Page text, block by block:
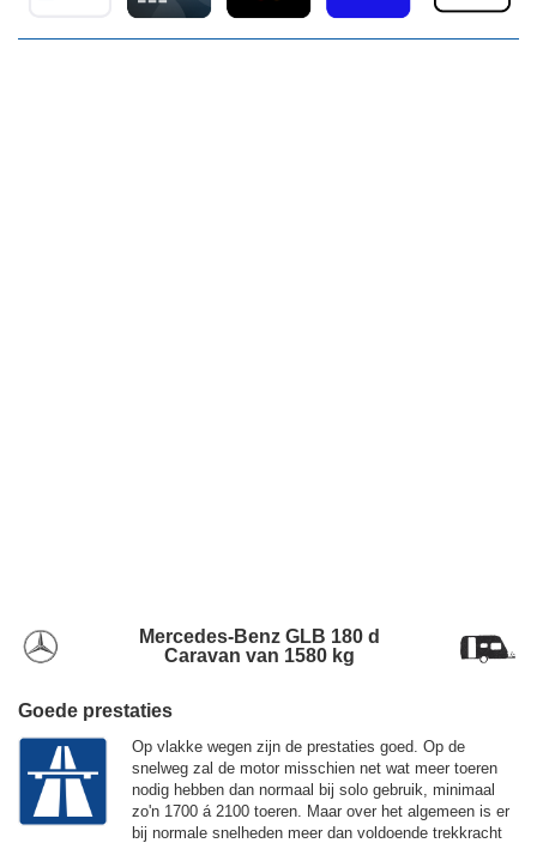
Mercedes-Benz GLB 180 d
Caravan van 1580 kg
Goede prestaties
Op vlakke wegen zijn de prestaties goed. Op de
snelweg zal de motor misschien net wat meer toeren
nodig hebben dan normaal bij solo gebruik, minimaal
zo'n 1700 á 2100 toeren. Maar over het algemeen is er
bij normale snelheden meer dan voldoende trekkracht